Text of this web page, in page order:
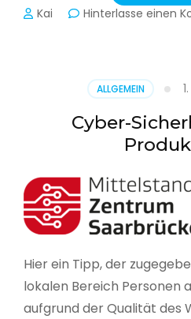
Kai Hinterlasse einen
ALLGEMEIN
Cyber-
Hier ein Tipp, der
lokalen Bereich Personen
aufgrund der Qualität des